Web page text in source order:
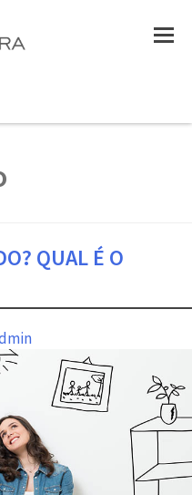
QUAL É O